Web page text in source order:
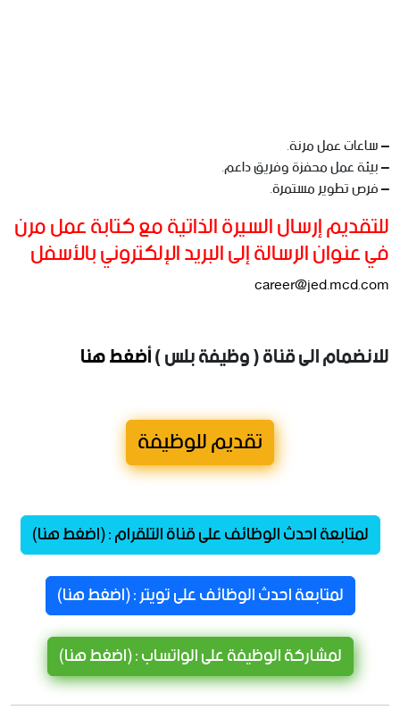
– ساعات عمل مرنة.
– بيئة عمل محفزة وفريق داعم.
– فرص تطوير مستمرة.
للتقديم إرسال السيرة الذاتية مع كتابة عمل مرن
في عنوان الرسالة إلى البريد الإلكتروني بالأسفل
career@jed.mcd.com
للانضمام الى قناة ( وظيفة بلس )أضغط هنا
تقديم للوظيفة
لمتابعة احدث الوظائف على قناة التلقرام : (اضغط هنا)
لمتابعة احدث الوظائف على تويتر : (اضغط هنا)
لمشاركة الوظيفة على الواتساب : (اضغط هنا)